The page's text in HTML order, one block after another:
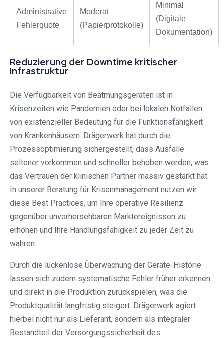
Administrative
Fehlerquote
Moderat
(Papierprotokolle)
Minimal
(Digitale
Dokumentation)
Reduzierung der Downtime kritischer
Infrastruktur
Die Verfügbarkeit von Beatmungsgeräten ist in
Krisenzeiten wie Pandemien oder bei lokalen Notfällen
von existenzieller Bedeutung für die Funktionsfähigkeit
von Krankenhäusern. Drägerwerk hat durch die
Prozessoptimierung sichergestellt, dass Ausfälle
seltener vorkommen und schneller behoben werden, was
das Vertrauen der klinischen Partner massiv gestärkt hat.
In unserer Beratung für Krisenmanagement nutzen wir
diese Best Practices, um Ihre operative Resilienz
gegenüber unvorhersehbaren Marktereignissen zu
erhöhen und Ihre Handlungsfähigkeit zu jeder Zeit zu
wahren.
Durch die lückenlose Überwachung der Geräte-Historie
lassen sich zudem systematische Fehler früher erkennen
und direkt in die Produktion zurückspielen, was die
Produktqualität langfristig steigert. Drägerwerk agiert
hierbei nicht nur als Lieferant, sondern als integraler
Bestandteil der Versorgungssicherheit des